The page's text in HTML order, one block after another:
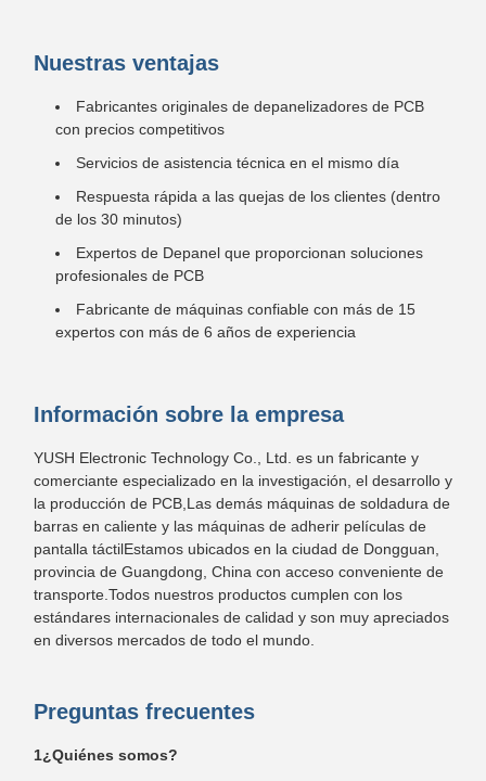
Nuestras ventajas
Fabricantes originales de depanelizadores de PCB
con precios competitivos
Servicios de asistencia técnica en el mismo día
Respuesta rápida a las quejas de los clientes (dentro
de los 30 minutos)
Expertos de Depanel que proporcionan soluciones
profesionales de PCB
Fabricante de máquinas confiable con más de 15
expertos con más de 6 años de experiencia
Información sobre la empresa
YUSH Electronic Technology Co., Ltd. es un fabricante y
comerciante especializado en la investigación, el desarrollo y
la producción de PCB,Las demás máquinas de soldadura de
barras en caliente y las máquinas de adherir películas de
pantalla táctilEstamos ubicados en la ciudad de Dongguan,
provincia de Guangdong, China con acceso conveniente de
transporte.Todos nuestros productos cumplen con los
estándares internacionales de calidad y son muy apreciados
en diversos mercados de todo el mundo.
Preguntas frecuentes
1¿Quiénes somos?